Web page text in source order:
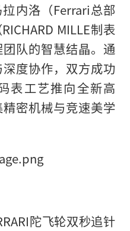
内洛（Ferrari总部
MILLE制表
队的智慧结晶。通
度协作，双方成功
表工艺推向全新高
密机械与竞速美学
陀飞轮双秒追针